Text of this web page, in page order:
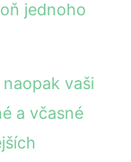
jednoho
vaši
a včasné